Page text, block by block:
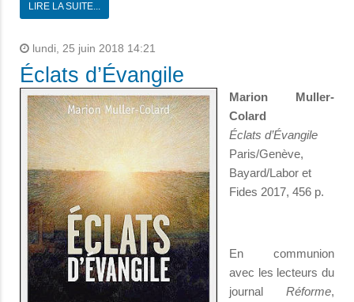
LIRE LA SUITE...
lundi, 25 juin 2018 14:21
Éclats d’Évangile
Marion Muller-
Colard
Éclats d’Évangile
Paris/Genève,
Bayard/Labor et
Fides 2017, 456 p.
En communion
avec les lecteurs du
journal Réforme,